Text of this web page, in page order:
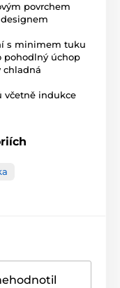
povrchem
s minimem tuku
pohodlný úchop
chladná
včetně indukce